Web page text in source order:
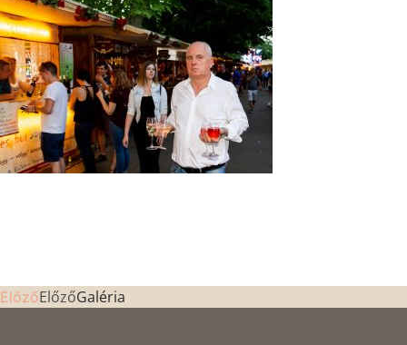
ElőzőElőzőGaléria